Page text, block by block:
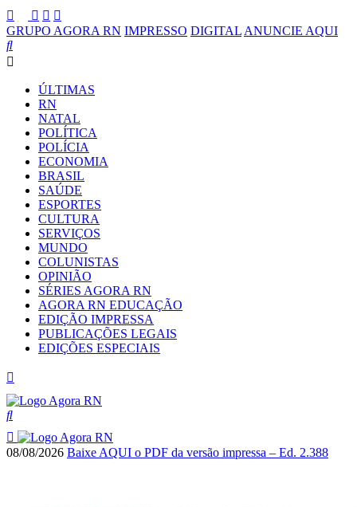
GRUPO AGORA RN IMPRESSO DIGITAL ANUNCIE AQUI
ÚLTIMAS
RN
NATAL
POLÍTICA
POLÍCIA
ECONOMIA
BRASIL
SAÚDE
ESPORTES
CULTURA
SERVIÇOS
MUNDO
COLUNISTAS
OPINIÃO
SÉRIES AGORA RN
AGORA RN EDUCAÇÃO
EDIÇÃO IMPRESSA
PUBLICAÇÕES LEGAIS
EDIÇÕES ESPECIAIS
08/08/2026 Baixe AQUI o PDF da versão impressa – Ed. 2.388